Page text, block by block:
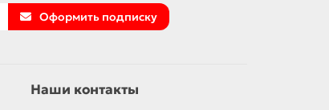
Оформить подписку
Наши контакты